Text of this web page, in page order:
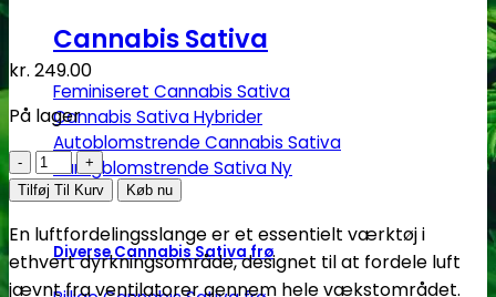
Cannabis Sativa
Feminiseret Cannabis Sativa
Cannabis Sativa Hybrider
Autoblomstrende Cannabis Sativa
Hurtigblomstrende Sativa
Diverse Cannabis Sativa frø
kr. 249.00
På lager
Luftfordelingsslange
315mm
10m
antal
Tilføj Til Kurv Køb nu
En luftfordelingsslange er et essentielt værktøj i
ethvert dyrkningsområde, designet til at fordele luft
jævnt fra ventilatorer gennem hele vækstområdet.